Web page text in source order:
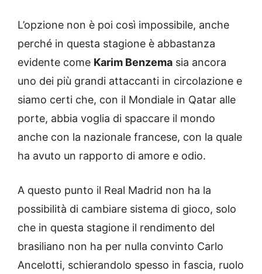
L’opzione non è poi così impossibile, anche
perché in questa stagione è abbastanza
evidente come Karim Benzema sia ancora
uno dei più grandi attaccanti in circolazione e
siamo certi che, con il Mondiale in Qatar alle
porte, abbia voglia di spaccare il mondo
anche con la nazionale francese, con la quale
ha avuto un rapporto di amore e odio.
A questo punto il Real Madrid non ha la
possibilità di cambiare sistema di gioco, solo
che in questa stagione il rendimento del
brasiliano non ha per nulla convinto Carlo
Ancelotti, schierandolo spesso in fascia, ruolo